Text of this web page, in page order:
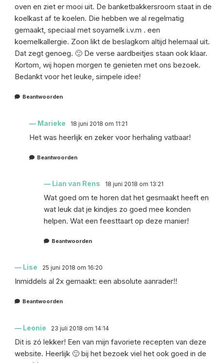
oven en ziet er mooi uit. De banketbakkersroom staat in de
koelkast af te koelen. Die hebben we al regelmatig
gemaakt, speciaal met soyamelk i.v.m . een
koemelkallergie. Zoon likt de beslagkom altijd helemaal uit.
Dat zegt genoeg. 🙂 De verse aardbeitjes staan ook klaar.
Kortom, wij hopen morgen te genieten met ons bezoek.
Bedankt voor het leuke, simpele idee!
Beantwoorden
Marieke 18 juni 2018 om 11:21
Het was heerlijk en zeker voor herhaling vatbaar!
Beantwoorden
Lian van Rens 18 juni 2018 om 13:21
Wat goed om te horen dat het gesmaakt heeft en
wat leuk dat je kindjes zo goed mee konden
helpen. Wat een feesttaart op deze manier!
Beantwoorden
Lise 25 juni 2018 om 16:20
Inmiddels al 2x gemaakt: een absolute aanrader!!
Beantwoorden
Leonie 23 juli 2018 om 14:14
Dit is zó lekker! Een van mijn favoriete recepten van deze
website. Heerlijk 🙂 bij het bezoek viel het ook goed in de